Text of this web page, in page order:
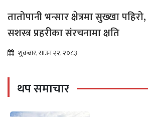
तातोपानी भन्सार क्षेत्रमा सुख्खा पहिरो,
सशस्त्र प्रहरीका संरचनामा क्षति
शुक्रबार, साउन २२, २०८३
थप समाचार